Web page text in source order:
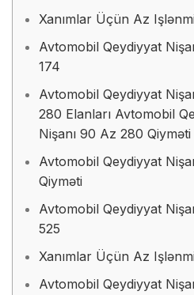
Xanımlar Üçün Az
Avtomobil Qeydiyyat
174
Avtomobil Qeydiyyat
280 Elanları Avtomobil
Nişanı 90 Az 280 Qiyməti
Avtomobil Qeydiyyat
Qiyməti
Avtomobil Qeydiyyat
525
Xanımlar Üçün Az
Avtomobil Qeydiyyat